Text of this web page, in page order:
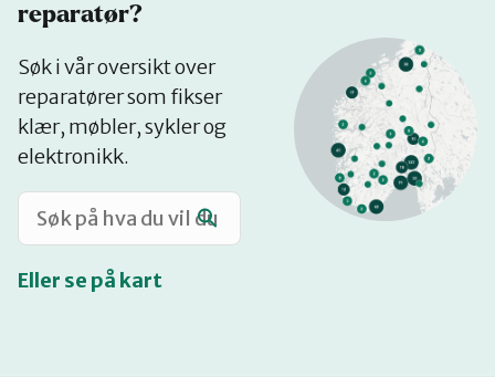
reparatør?
Søk i vår oversikt over
reparatører som fikser
klær, møbler, sykler og
elektronikk.
Eller se på kart
på
kart